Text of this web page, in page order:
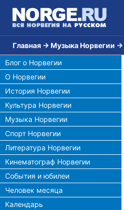
Главная → Музыка Норвегии →
Блог о Норвегии
О Норвегии
История Норвегии
Культура Норвегии
Музыка Норвегии
Спорт Норвегии
Литература Норвегии
Кинематограф Норвегии
События и юбилеи
Человек месяца
Календарь